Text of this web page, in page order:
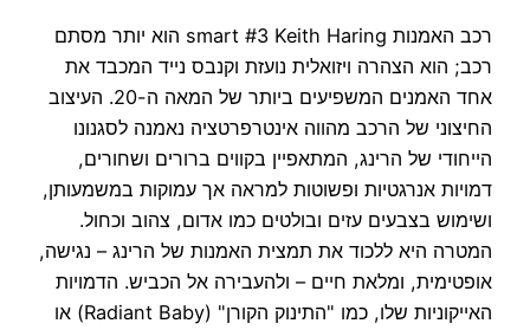
רכב האמנות smart #3 Keith Haring הוא יותר מסתם
רכב; הוא הצהרה ויזואלית נועזת וקנבס נייד המכבד את
אחד האמנים המשפיעים ביותר של המאה ה-20. העיצוב
החיצוני של הרכב מהווה אינטרפרטציה נאמנה לסגנונו
הייחודי של הרינג, המתאפיין בקווים ברורים ושחורים,
דמויות אנרגטיות ופשוטות למראה אך עמוקות במשמעותן,
ושימוש בצבעים עזים ובולטים כמו אדום, צהוב וכחול.
המטרה היא ללכוד את תמצית האמנות של הרינג – נגישה,
אופטימית, ומלאת חיים – ולהעבירה אל הכביש. הדמויות
האייקוניות שלו, כמו "התינוק הקורן" (Radiant Baby) או